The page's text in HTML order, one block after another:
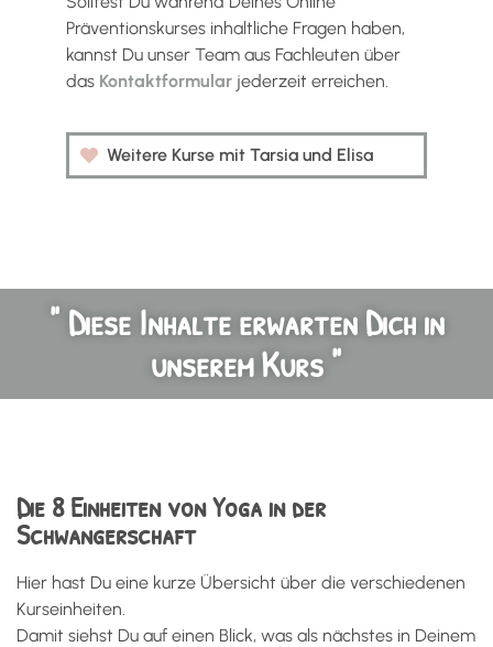
Präventionskurses inhaltliche Fragen haben,
kannst Du unser Team aus Fachleuten über
das Kontaktformular jederzeit erreichen.
Weitere Kurse mit Tarsia und Elisa
" Diese Inhalte erwarten Dich in
unserem Kurs "
Die 8 Einheiten von Yoga in der
Schwangerschaft
Hier hast Du eine kurze Übersicht über die verschiedenen
Kurseinheiten.
Damit siehst Du auf einen Blick, was als nächstes in Deinem